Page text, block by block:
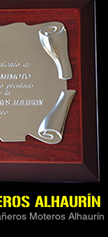
ALHAURÍN
Moteros Alhaurín